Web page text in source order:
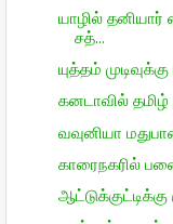
யாழில்
சத்...
யுத்தம்
கனடாவில்
வவுனியா
காரைநகரில்